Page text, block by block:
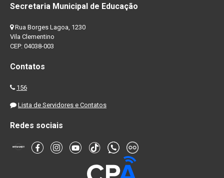
Secretaria Municipal de Educação
Rua Borges Lagoa, 1230
Vila Clementino
CEP: 04038-003
Contatos
156
Lista de Servidores e Contatos
Redes sociais